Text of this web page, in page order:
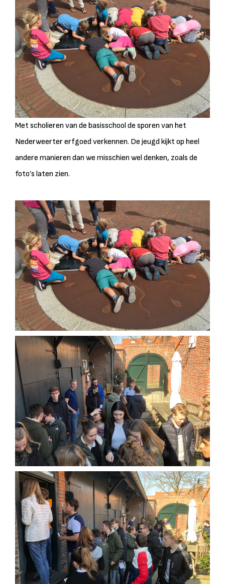
Met scholieren van de basisschool de sporen van het
Nederweerter erfgoed verkennen. De jeugd kijkt op heel
andere manieren dan we misschien wel denken, zoals de
foto’s laten zien.